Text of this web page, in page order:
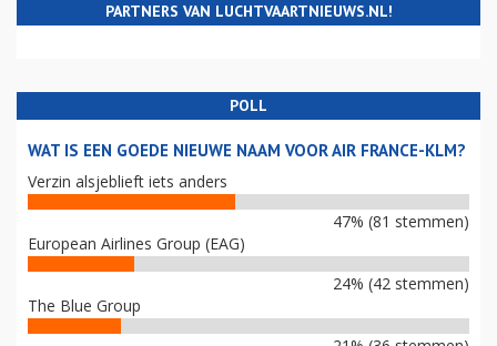
PARTNERS VAN LUCHTVAARTNIEUWS.NL!
POLL
WAT IS EEN GOEDE NIEUWE NAAM VOOR AIR FRANCE-KLM?
Verzin alsjeblieft iets anders
47% (81 stemmen)
European Airlines Group (EAG)
24% (42 stemmen)
The Blue Group